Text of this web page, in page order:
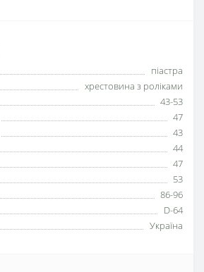
піастра
хрестовина з роліками
43-53
47
43
44
47
53
86-96
D-64
Україна